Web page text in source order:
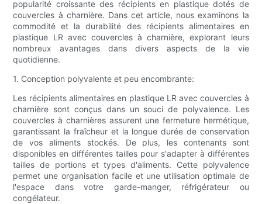
popularité croissante des récipients en plastique dotés de
couvercles à charnière. Dans cet article, nous examinons la
commodité et la durabilité des récipients alimentaires en
plastique LR avec couvercles à charnière, explorant leurs
nombreux avantages dans divers aspects de la vie
quotidienne.
1. Conception polyvalente et peu encombrante:
Les récipients alimentaires en plastique LR avec couvercles à
charnière sont conçus dans un souci de polyvalence. Les
couvercles à charnières assurent une fermeture hermétique,
garantissant la fraîcheur et la longue durée de conservation
de vos aliments stockés. De plus, les contenants sont
disponibles en différentes tailles pour s'adapter à différentes
tailles de portions et types d'aliments. Cette polyvalence
permet une organisation facile et une utilisation optimale de
l'espace dans votre garde-manger, réfrigérateur ou
congélateur.